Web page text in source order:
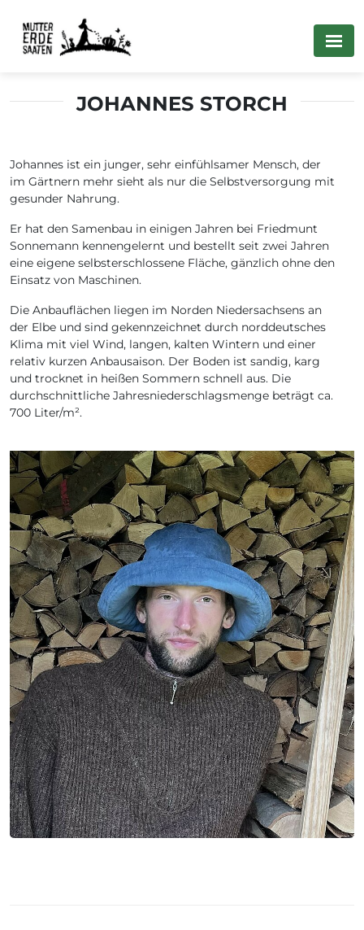
JOHANNES STORCH
Johannes ist ein junger, sehr einfühlsamer Mensch, der
im Gärtnern mehr sieht als nur die Selbstversorgung mit
gesunder Nahrung.
Er hat den Samenbau in einigen Jahren bei Friedmunt
Sonnemann kennengelernt und bestellt seit zwei Jahren
eine eigene selbsterschlossene Fläche, gänzlich ohne den
Einsatz von Maschinen.
Die Anbauflächen liegen im Norden Niedersachsens an
der Elbe und sind gekennzeichnet durch norddeutsches
Klima mit viel Wind, langen, kalten Wintern und einer
relativ kurzen Anbausaison. Der Boden ist sandig, karg
und trocknet in heißen Sommern schnell aus. Die
durchschnittliche Jahresniederschlagsmenge beträgt ca.
700 Liter/m².